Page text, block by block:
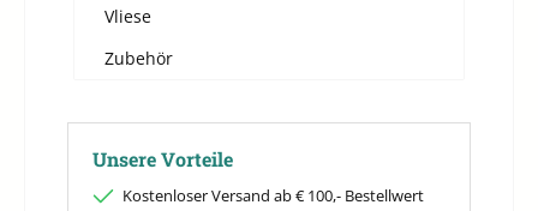
Vliese
Zubehör
Unsere Vorteile
Kostenloser Versand ab € 100,- Bestellwert